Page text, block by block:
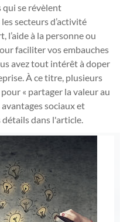
se révèlent
secteurs d’activité
l’aide à la personne ou
faciliter vos embauches
avez tout intérêt à doper
À ce titre, plusieurs
« partager la valeur au
sociaux et
dans l'article.